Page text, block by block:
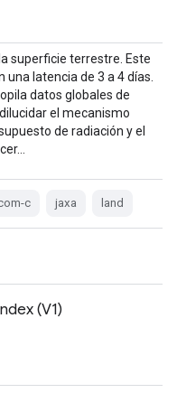
superficie terrestre. Este
latencia de 3 a 4 días.
datos globales de
el mecanismo
de radiación y el
c jaxa land
(V1)